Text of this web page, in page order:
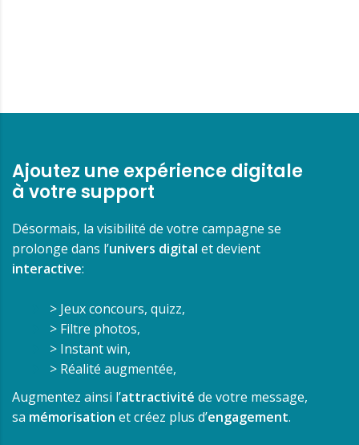
Ajoutez une expérience digitale
à votre support
Désormais, la visibilité de votre campagne se
prolonge dans l’univers digital et devient
interactive:
> Jeux concours, quizz,
> Filtre photos,
> Instant win,
> Réalité augmentée,
Augmentez ainsi l’attractivité de votre message,
sa mémorisation et créez plus d’engagement.